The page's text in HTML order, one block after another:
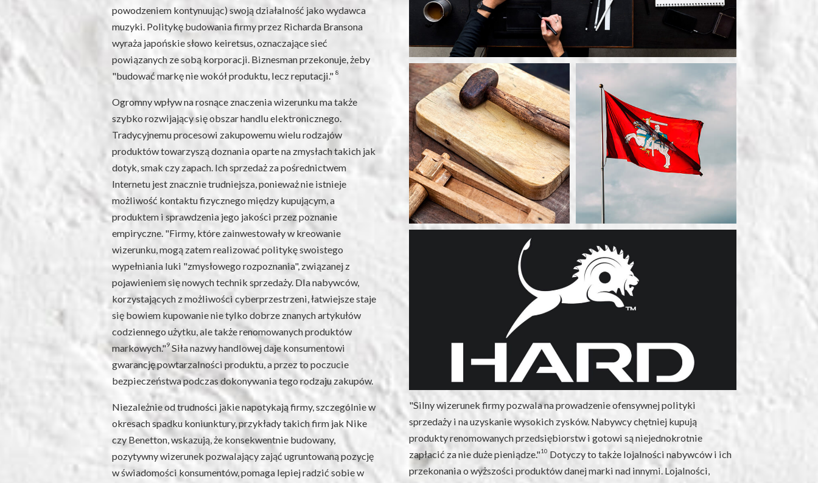
powodzeniem kontynuując) swoją działalność jako wydawca
muzyki. Politykę budowania firmy przez Richarda Bransona
wyraża japońskie słowo keiretsus, oznaczające sieć
powiązanych ze sobą korporacji. Biznesman przekonuje, żeby
"budować markę nie wokół produktu, lecz reputacji."8
Ogromny wpływ na rosnące znaczenia wizerunku ma także
szybko rozwijający się obszar handlu elektronicznego.
Tradycyjnemu procesowi zakupowemu wielu rodzajów
produktów towarzyszą doznania oparte na zmysłach takich jak
dotyk, smak czy zapach. Ich sprzedaż za pośrednictwem
Internetu jest znacznie trudniejsza, ponieważ nie istnieje
możliwość kontaktu fizycznego między kupującym, a
produktem i sprawdzenia jego jakości przez poznanie
empiryczne. "Firmy, które zainwestowały w kreowanie
wizerunku, mogą zatem realizować politykę swoistego
wypełniania luki "zmysłowego rozpoznania", związanej z
pojawieniem się nowych technik sprzedaży. Dla nabywców,
korzystających z możliwości cyberprzestrzeni, łatwiejsze staje
się bowiem kupowanie nie tylko dobrze znanych artykułów
codziennego użytku, ale także renomowanych produktów
markowych."9 Siła nazwy handlowej daje konsumentowi
gwarancję powtarzalności produktu, a przez to poczucie
bezpieczeństwa podczas dokonywania tego rodzaju zakupów.
Niezależnie od trudności jakie napotykają firmy, szczególnie w
okresach spadku koniunktury, przykłady takich firm jak Nike
czy Benetton, wskazują, że konsekwentnie budowany,
pozytywny wizerunek pozwalający zająć ugruntowaną pozycję
w świadomości konsumentów, pomaga lepiej radzić sobie w
"Silny wizerunek firmy pozwala na prowadzenie ofensywnej polityki
sprzedaży i na uzyskanie wysokich zysków. Nabywcy chętniej kupują
produkty renomowanych przedsiębiorstw i gotowi są niejednokrotnie
zapłacić za nie duże pieniądze."10 Dotyczy to także lojalności nabywców i ich
przekonania o wyższości produktów danej marki nad innymi. Lojalności,